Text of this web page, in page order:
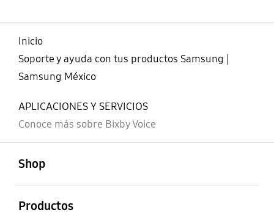
Inicio
Soporte y ayuda con tus productos Samsung |
Samsung México
APLICACIONES Y SERVICIOS
Conoce más sobre Bixby Voice
Shop
Productos